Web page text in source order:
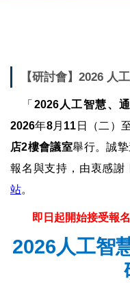
【研討會】2026 人
「 2026人工智慧、
2026年8月 11 日（二）
店2樓會議室舉行。誠
報名與支持，由衷感謝
站。
即日起開始接受報
2026人工智